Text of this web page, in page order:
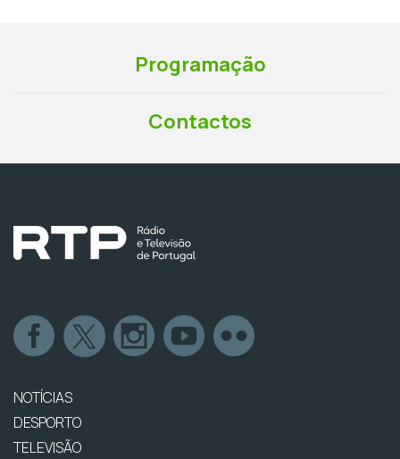
Programação
Contactos
NOTÍCIAS
DESPORTO
TELEVISÃO